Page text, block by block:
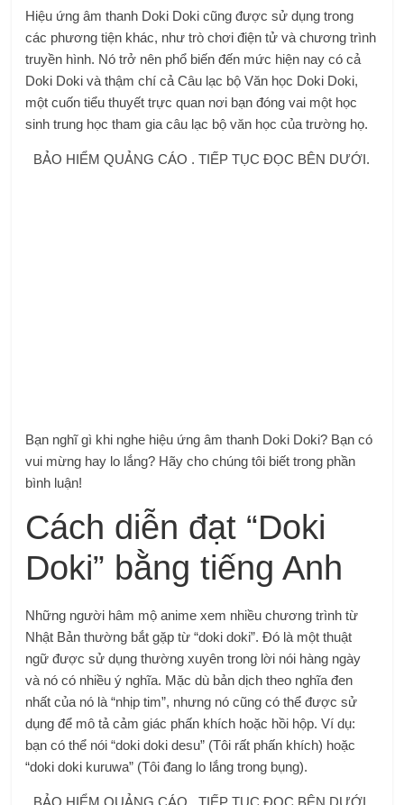
Hiệu ứng âm thanh Doki Doki cũng được sử dụng trong
các phương tiện khác, như trò chơi điện tử và chương trình
truyền hình. Nó trở nên phổ biến đến mức hiện nay có cả
Doki Doki và thậm chí cả Câu lạc bộ Văn học Doki Doki,
một cuốn tiểu thuyết trực quan nơi bạn đóng vai một học
sinh trung học tham gia câu lạc bộ văn học của trường họ.
BẢO HIỂM QUẢNG CÁO . TIẾP TỤC ĐỌC BÊN DƯỚI.
Bạn nghĩ gì khi nghe hiệu ứng âm thanh Doki Doki? Bạn có
vui mừng hay lo lắng? Hãy cho chúng tôi biết trong phần
bình luận!
Cách diễn đạt “Doki
Doki” bằng tiếng Anh
Những người hâm mộ anime xem nhiều chương trình từ
Nhật Bản thường bắt gặp từ “doki doki”. Đó là một thuật
ngữ được sử dụng thường xuyên trong lời nói hàng ngày
và nó có nhiều ý nghĩa. Mặc dù bản dịch theo nghĩa đen
nhất của nó là “nhịp tim”, nhưng nó cũng có thể được sử
dụng để mô tả cảm giác phấn khích hoặc hồi hộp. Ví dụ:
bạn có thể nói “doki doki desu” (Tôi rất phấn khích) hoặc
“doki doki kuruwa” (Tôi đang lo lắng trong bụng).
BẢO HIỂM QUẢNG CÁO . TIẾP TỤC ĐỌC BÊN DƯỚI.